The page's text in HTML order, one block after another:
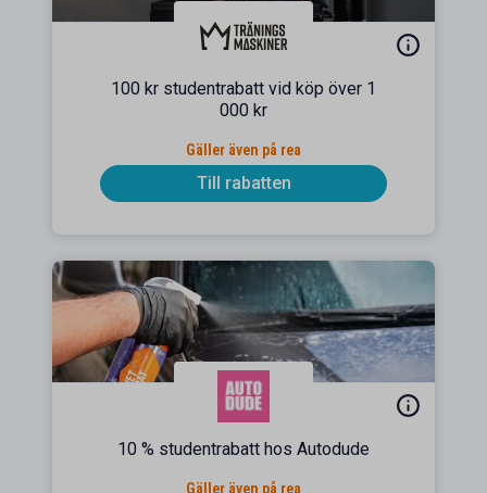
100 kr studentrabatt vid köp över 1
000 kr
Gäller även på rea
Till rabatten
10 % studentrabatt hos Autodude
Gäller även på rea